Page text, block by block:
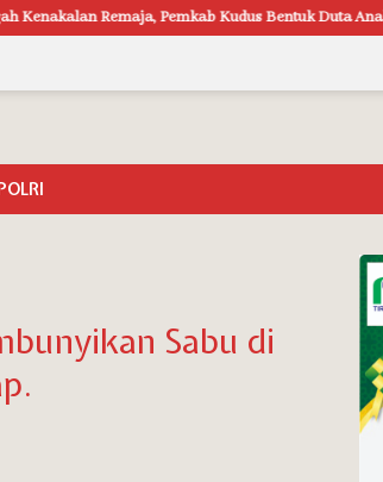
Remaja, Pemkab Kudus Bentuk Duta Anak Baik Kudus
Sabu di